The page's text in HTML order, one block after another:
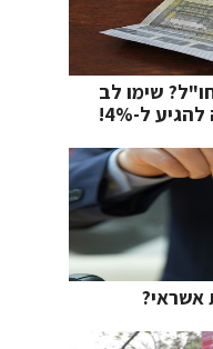
שימו לב
ל-4%!
אשראי?